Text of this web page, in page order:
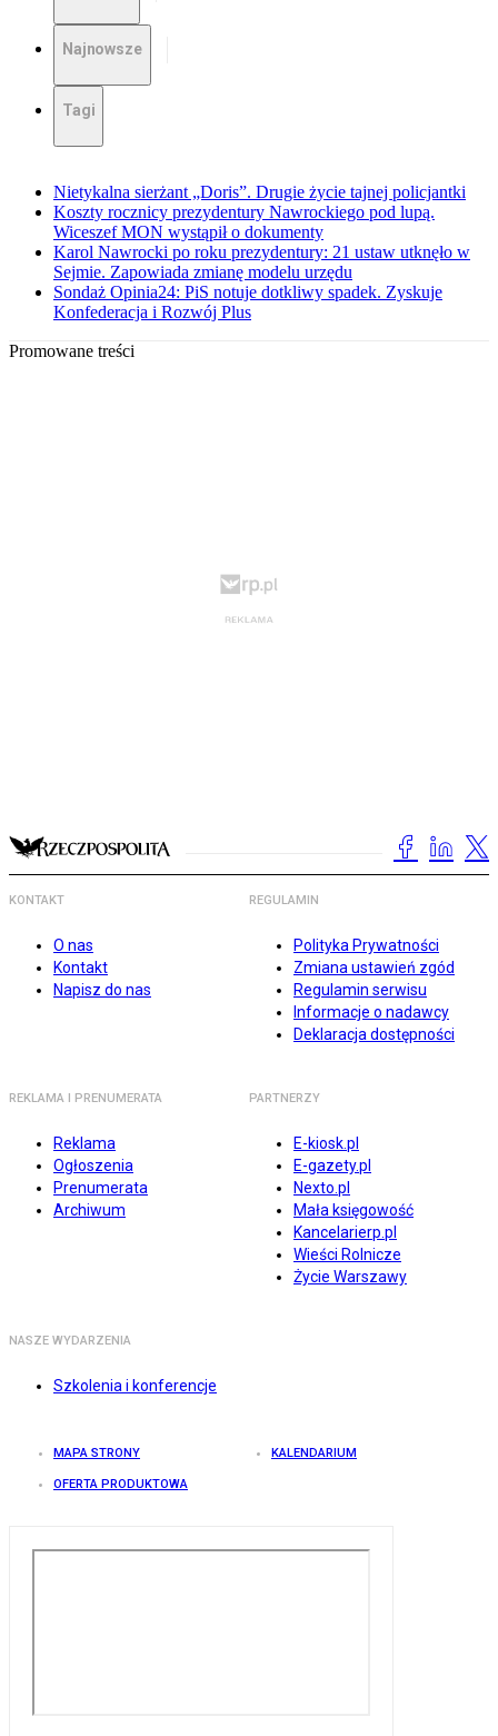
Najnowsze
Tagi
Nietykalna sierżant „Doris”. Drugie życie tajnej policjantki
Koszty rocznicy prezydentury Nawrockiego pod lupą.
Wiceszef MON wystąpił o dokumenty
Karol Nawrocki po roku prezydentury: 21 ustaw utknęło w
Sejmie. Zapowiada zmianę modelu urzędu
Sondaż Opinia24: PiS notuje dotkliwy spadek. Zyskuje
Konfederacja i Rozwój Plus
Promowane treści
KONTAKT
O nas
Kontakt
Napisz do nas
REGULAMIN
Polityka Prywatności
Zmiana ustawień zgód
Regulamin serwisu
Informacje o nadawcy
Deklaracja dostępności
REKLAMA I PRENUMERATA
Reklama
Ogłoszenia
Prenumerata
Archiwum
PARTNERZY
E-kiosk.pl
E-gazety.pl
Nexto.pl
Mała księgowość
Kancelarierp.pl
Wieści Rolnicze
Życie Warszawy
NASZE WYDARZENIA
Szkolenia i konferencje
MAPA STRONY KALENDARIUM
OFERTA PRODUKTOWA